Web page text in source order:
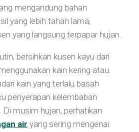
mengandung bahan
yang lebih tahan lama,
yang langsung terpapar hujan.
bersihkan kusen kayu dari
kain kering atau
kain yang terlalu basah
penyerapan kelembaban
Di musim hujan, perhatikan
air yang sering mengenai